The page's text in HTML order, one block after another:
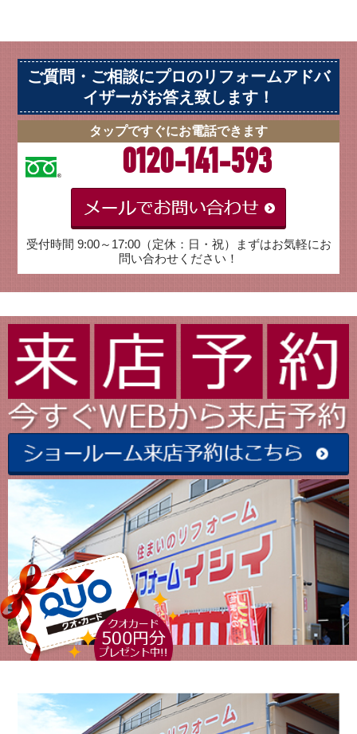
ご質問・ご相談にプロのリフォームアドバ
イザーがお答え致します！
タップですぐにお電話できます
0120-141-593
受付時間 9:00～17:00（定休：日・祝）まずはお気軽にお
問い合わせください！